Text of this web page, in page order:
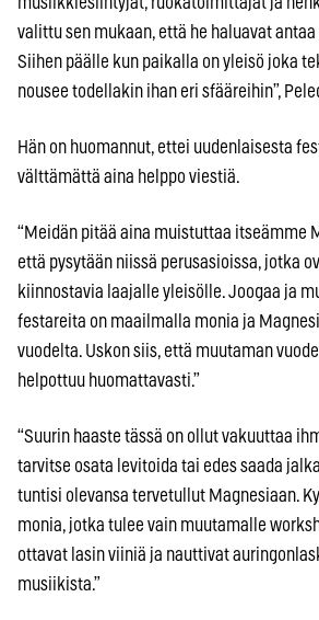
valittu sen mukaan, että he haluavat
Siihen päälle kun paikalla on yleisö joka
nousee todellakin ihan eri sfääreihin”,
Hän on huomannut, ettei uudenlaisesta
välttämättä aina helppo viestiä.
“Meidän pitää aina muistuttaa itseämme
että pysytään niissä perusasioissa, jotka
kiinnostavia laajalle yleisölle. Joogaa ja
festareita on maailmalla monia ja
vuodelta. Uskon siis, että muutaman
helpottuu huomattavasti.”
“Suurin haaste tässä on ollut vakuuttaa
tarvitse osata levitoida tai edes saada
tuntisi olevansa tervetullut Magnesiaan.
monia, jotka tulee vain muutamalle
ottavat lasin viiniä ja nauttivat
musiikista.”